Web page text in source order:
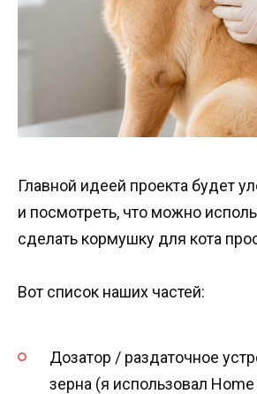
Главной идеей проекта будет
и посмотреть, что можно
сделать кормушку для кота
Вот список наших частей:
Дозатор / раздаточное
зерна (я использовал